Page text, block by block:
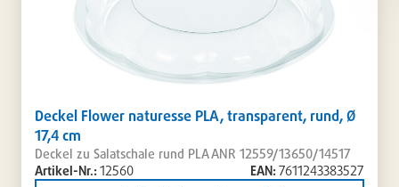
Deckel Flower naturesse PLA, transparent, rund, Ø
17,4 cm
Deckel zu Salatschale rund PLA ANR 12559/13650/14517
Artikel-Nr.:12560 EAN:7611243383527